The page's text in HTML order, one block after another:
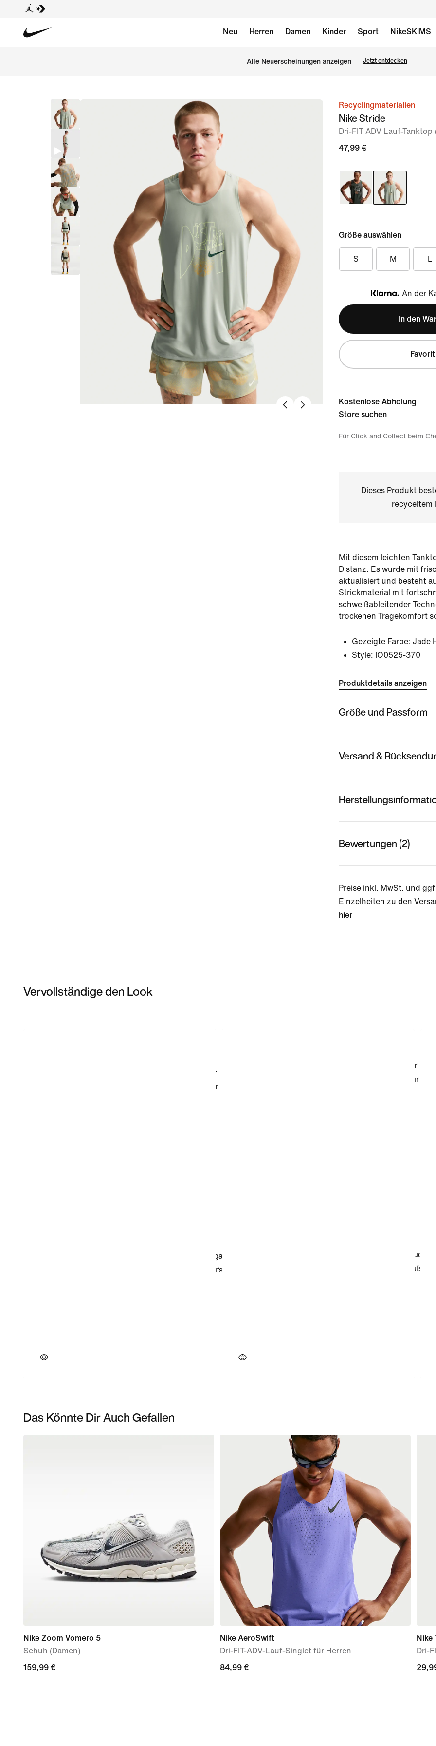
Neu Herren Damen Kinder Sport NikeSKIMS
Alle Neuerscheinungen anzeigen Jetzt entdecken
Bild 1Recyclingmaterialien
Nike Stride
Dri-FIT ADV Lauf-Tanktop
47,99 €
Größe auswählen
S M L
Klarna
An der
In den
Favorit
Kostenlose Abholung
Store suchen
Für Click and Collect beim
Dieses Produkt
recyceltem
Mit diesem leichten
Distanz. Es wurde mit
aktualisiert und besteht
Strickmaterial mit
schweißableitender
trockenen Tragekomfort
Gezeigte Farbe: Jade
Style: IO0525-370
Produktdetails anzeigen
Größe und Passform
Versand &
Bewertungen (2)
Preise inkl. MwSt. und
Einzelheiten zu den
hier
Vervollständige den Look
Das Könnte Dir Auch Gefallen
Nike Zoom Vomero 5
Schuh (Damen)
159,99 €
159,99 €
Nike AeroSwift
Dri-FIT-ADV-Lauf-Singlet für Herren
84,99 €
84,99 €
Nike
Dri-